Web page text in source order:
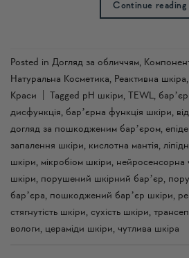
Continue reading
Posted in Догляд за обличчям,
Натуральна Косметика, Реактивна шкіра,
Краси
Tagged pH шкіри, TEWL,
дисфункція, барʼєрна функція шкіри,
догляд за пошкодженим барʼєром,
запалення шкіри, кислотна мантія,
шкіри, мікробіом шкіри, нейросенсорна
шкіри, порушений шкірний барʼєр,
барʼєра, пошкоджений барʼєр шкіри,
стягнутість шкіри, сухість шкіри,
вологи, цераміди шкіри, чутлива шкіра